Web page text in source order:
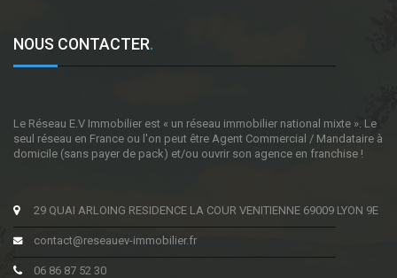
NOUS CONTACTER.
Le Réseau E.V Immobilier est « un réseau immobilier national mixte ». Le
seul réseau en France ou l'on peut être Agent Commercial / Mandataire à
domicile (sans payer de pack) et/ou ouvrir son agence en franchise !
29 QUAI ARLOING RESIDENCE LA COUR VENITIENNE 69009 LYON 9E
contact@reseauev-immobilier.fr
06 86 87 52 30